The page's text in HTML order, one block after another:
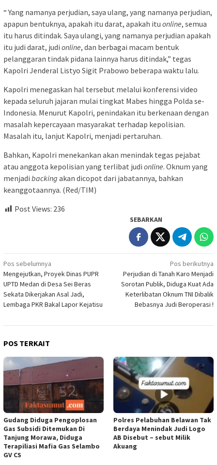
“ Yang namanya perjudian, saya ulang, yang namanya perjudian,
apapun bentuknya, apakah itu darat, apakah itu online, semua
itu harus ditindak. Saya ulangi, yang namanya perjudian apakah
itu judi darat, judi online, dan berbagai macam bentuk
pelanggaran tindak pidana lainnya harus ditindak,” tegas
Kapolri Jenderal Listyo Sigit Prabowo beberapa waktu lalu.
Kapolri menegaskan hal tersebut melalui konferensi video
kepada seluruh jajaran mulai tingkat Mabes hingga Polda se-
Indonesia. Menurut Kapolri, penindakan itu berkenaan dengan
masalah kepercayaan masyarakat terhadap kepolisian.
Masalah itu, lanjut Kapolri, menjadi pertaruhan.
Bahkan, Kapolri menekankan akan menindak tegas pejabat
atau anggota kepolisian yang terlibat judi online. Oknum yang
menjadi backing akan dicopot dari jabatannya, bahkan
keanggotaannya. (Red/TIM)
Post Views: 236
SEBARKAN
Navigasi
pos
Pos sebelumnya
Mengejutkan, Proyek Dinas PUPR
UPTD Medan di Desa Sei Beras
Sekata Dikerjakan Asal Jadi,
Lembaga PKR Bakal Lapor Kejatisu
Pos berikutnya
Perjudian di Tanah Karo Menjadi
Sorotan Publik, Diduga Kuat Ada
Keterlibatan Oknum TNI Dibalik
Bebasnya Judi Beroperasi !
POS TERKAIT
Gudang Diduga Pengoplosan
Gas Subsidi Ditemukan Di
Tanjung Morawa, Diduga
Terapiliasi Mafia Gas Selambo
GV CS
Polres Pelabuhan Belawan Tak
Berdaya Menindak Judi Logo
AB Disebut – sebut Milik
Akuang